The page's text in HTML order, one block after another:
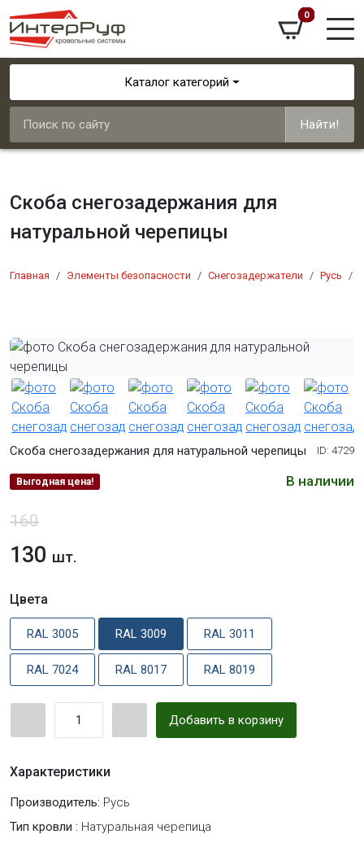
0
Каталог категорий
Найти!
Скоба снегозадержания для
натуральной черепицы
Главная Элементы безопасности Снегозадержатели Русь
Скоба снегозадержания для натуральной черепицы ID: 4729
Выгодная цена! В наличии
160
130 шт.
Цвета
RAL 3005 RAL 3009 RAL 3011
RAL 7024 RAL 8017 RAL 8019
Добавить в корзину
Характеристики
Производитель: Русь
Тип кровли : Натуральная черепица